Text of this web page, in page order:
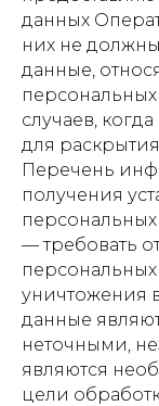
данных
них не
данные,
случаев,
для
Перечень
получения
— требовать
уничтожения
данные
неточными,
являются
цели